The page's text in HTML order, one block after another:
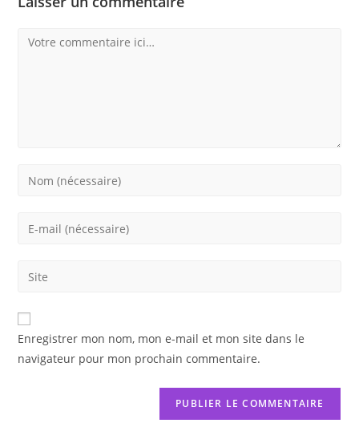
Comment
Enter
Enter
address
comment
Saisir
de
votre
(facultatif)
Enregistrer mon nom, mon e-mail et mon site dans le
navigateur pour mon prochain commentaire.